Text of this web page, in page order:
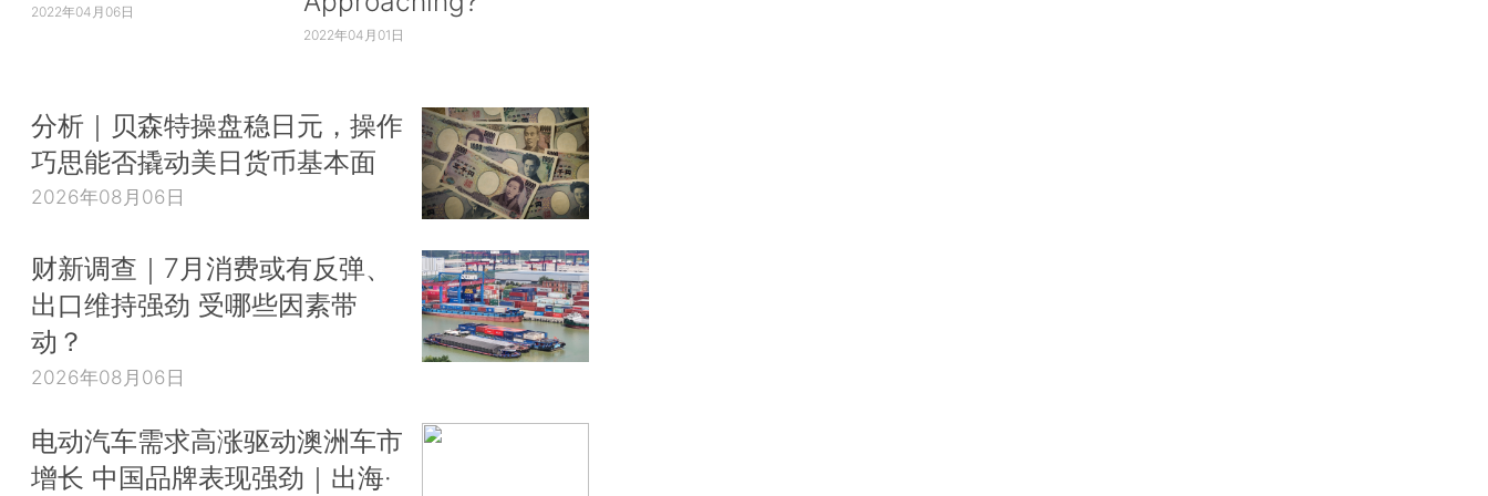
2022年04月06日
2022年04月01日
分析｜贝森特操盘稳日元，操作
巧思能否撬动美日货币基本面
2026年08月06日
财新调查｜7月消费或有反弹、
出口维持强劲 受哪些因素带
动？
2026年08月06日
电动汽车需求高涨驱动澳洲车市
增长 中国品牌表现强劲｜出海·